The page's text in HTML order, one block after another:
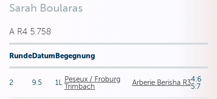
Sarah Boularas
A R4 5.758
RundeDatumBegegnung
2 9.5 1LPeseux / Froburg
Trimbach
Arberie Berisha R34:6
5:7